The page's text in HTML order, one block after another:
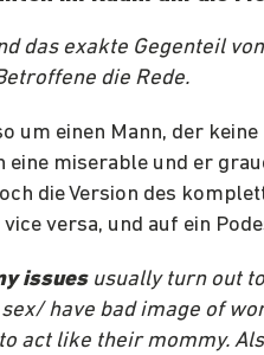
das exakte Gegenteil
die Rede.
um einen Mann, der
eine miserable und er
die Version des
versa, und auf ein
issues usually turn out
have bad image of
act like their mommy.